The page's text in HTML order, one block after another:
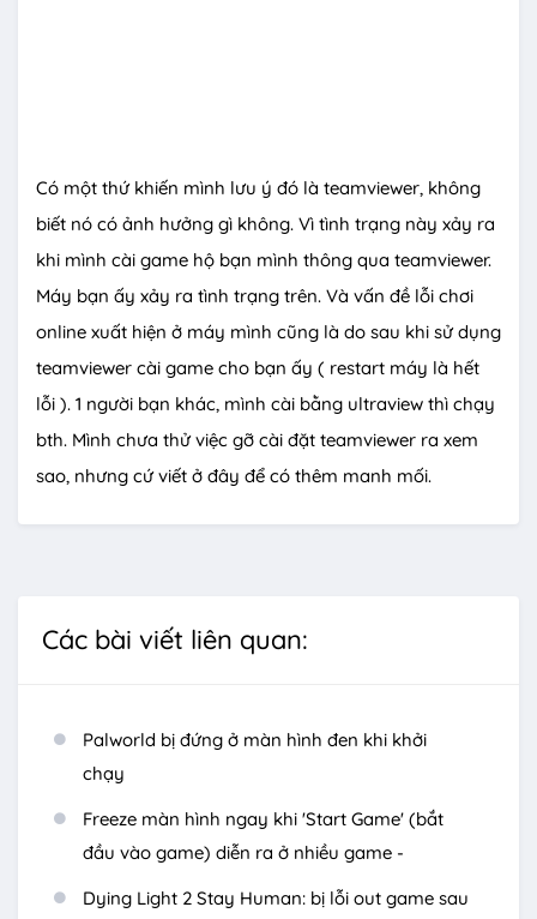
Có một thứ khiến mình lưu ý đó là teamviewer, không
biết nó có ảnh hưởng gì không. Vì tình trạng này xảy ra
khi mình cài game hộ bạn mình thông qua teamviewer.
Máy bạn ấy xảy ra tình trạng trên. Và vấn đề lỗi chơi
online xuất hiện ở máy mình cũng là do sau khi sử dụng
teamviewer cài game cho bạn ấy ( restart máy là hết
lỗi ). 1 người bạn khác, mình cài bằng ultraview thì chạy
bth. Mình chưa thử việc gỡ cài đặt teamviewer ra xem
sao, nhưng cứ viết ở đây để có thêm manh mối.
Các bài viết liên quan:
Palworld bị đứng ở màn hình đen khi khởi
chạy
Freeze màn hình ngay khi 'Start Game' (bắt
đầu vào game) diễn ra ở nhiều game -
Dying Light 2 Stay Human: bị lỗi out game sau